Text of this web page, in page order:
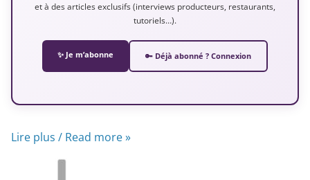
et à des articles exclusifs (interviews producteurs, restaurants,
tutoriels…).
✨ Je m’abonne 🔑 Déjà abonné ? Connexion
Lire plus / Read more »